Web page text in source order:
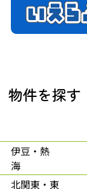
物件を探す
伊豆・熱
海
北関東・東